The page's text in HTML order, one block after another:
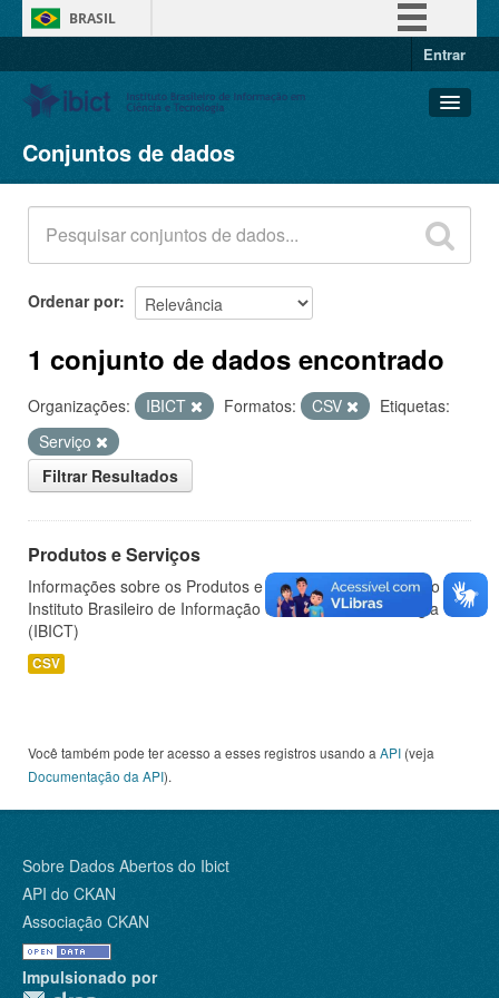
BRASIL
Entrar
Conjuntos de dados
Organizações
Grupos
Sobre
Conjuntos de dados
Ordenar por
1 conjunto de dados encontrado
Organizações: IBICT Formatos: CSV
Etiquetas:
Serviço
Filtrar Resultados
Produtos e Serviços
Informações sobre os Produtos e Serviços oferecidos pelo
Instituto Brasileiro de Informação em Ciência e Tecnologia
(IBICT)
CSV
Você também pode ter acesso a esses registros usando a API (veja
Documentação da API).
Sobre Dados Abertos do Ibict
API do CKAN
Associação CKAN
Impulsionado por